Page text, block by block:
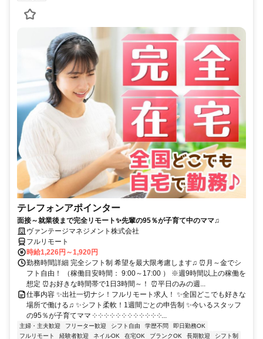
テレフォンアポインター
面接～就業後まで完全リモート✨先輩の95％が子育て中のママ♫
ヴァンテージマネジメント株式会社
フルリモート
時給1,226円～1,920円
勤務時間詳細 完全シフト制 希望を最大限考慮します♫ ⏰月～金でシ
フト自由！ （稼働目安時間： 9:00～17:00 ） ※週9時間以上の稼働を
想定 ⏰お好きな時間帯で1日3時間～！ ⏰平日のみの週...
仕事内容 ✨出社一切ナシ！フルリモート求人！ ✨全国どこでも好きな
場所で働ける♫ ✨シフト柔軟！1週間ごとの申告制 ✨今いるスタッフ
の95％が子育てママ ༶ ༶ ༶ ༶ ༶ ༶ ༶ ༶ ༶ ༶ ༶ ༶...
主婦・主夫歓迎 フリーター歓迎 シフト自由 学歴不問
即日勤務OK
フルリモート
経験者歓迎 ネイルOK 在宅OK ブランクOK 長期歓迎 シフト制